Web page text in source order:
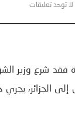
لا توجد تعليقات
فقد شرع وزير
إلى الجزائر،